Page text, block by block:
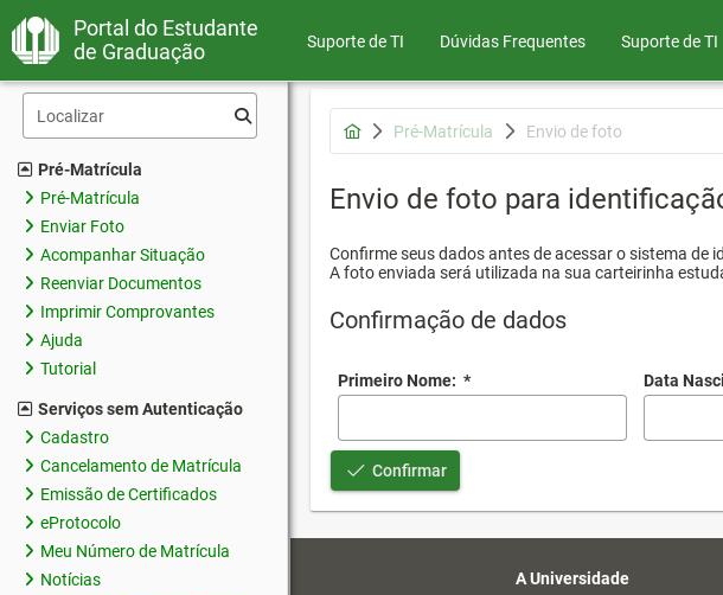
Portal do Estudante
de Graduação
Suporte de TI Dúvidas Frequentes Suporte de TI
Pré-Matrícula
Pré-Matrícula
Enviar Foto
Acompanhar Situação
Reenviar Documentos
Imprimir Comprovantes
Ajuda
Tutorial
Serviços sem Autenticação
Cadastro
Cancelamento de Matrícula
Emissão de Certificados
eProtocolo
Meu Número de Matrícula
Notícias
Pré-Matrícula Envio de foto
Envio de foto para
Confirme seus dados antes de acessar o sistema de
A foto enviada será utilizada na sua carteirinha
Confirmação de dados
Primeiro Nome: * Data
Confirmar
A Universidade